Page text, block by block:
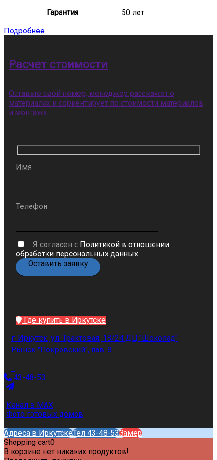
Гарантия
50 лет
Подробнее
Расчет стоимости
Оставьте свой номер, менеджер расскажет о
материалах и сориентирует по стоимости материалов
и монтажа.
Имя
Телефон
Я согласен с Политикой в отношении
обработки персональных данных
Где купить в Иркутске
г. Иркутск, ул. Трактовая, 18/24 ДЦ "Шоколад"
Рынок "Покровский", пав. 8
43-48-53
Канал в MAX
Фото готовых домов
Адреса в ИркутскеТел 43-48-53Замер
Shopping cart0
В корзине нет никаких продуктов!